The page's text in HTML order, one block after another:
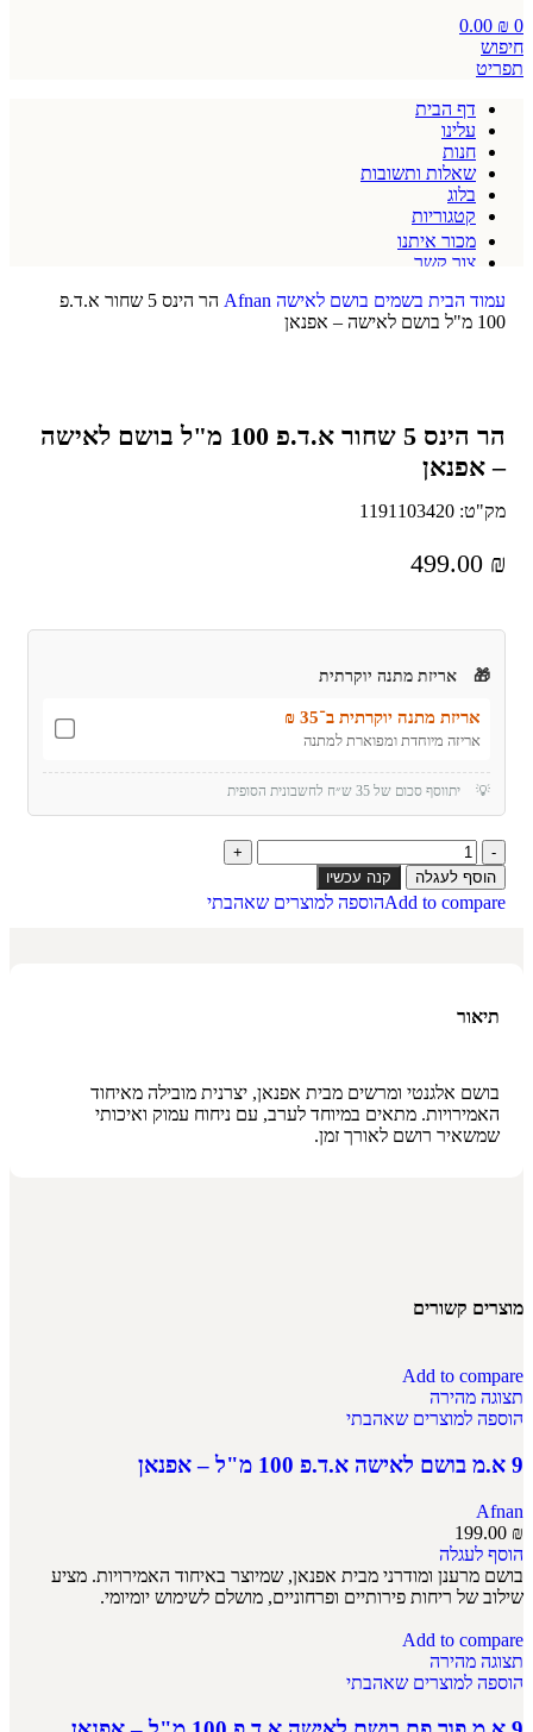
0
0.00 ₪
חיפוש
תפריט
דף הבית
עלינו
חנות
שאלות ותשובות
בלוג
קטגוריות
מכור איתנו
צור קשר
עמוד הבית בשמים בושם לאישה Afnan
הר הינס 5 שחור א.ד.פ
100 מ"ל בושם לאישה – אפנאן
הר הינס 5 שחור א.ד.פ 100 מ"ל בושם לאישה
– אפנאן
מק"ט: 1191103420
499.00 ₪
🎁 אריזת מתנה יוקרתית
אריזת מתנה יוקרתית ב־35 ₪
אריזה מיוחדת ומפוארת למתנה
💡 יתווסף סכום של 35 ש״ח לחשבונית הסופית
הוסף לעגלה קנה עכשיו
Add to compareהוספה למוצרים שאהבתי
תיאור
בושם אלגנטי ומרשים מבית אפנאן, יצרנית מובילה מאיחוד
האמירויות. מתאים במיוחד לערב, עם ניחוח עמוק ואיכותי
שמשאיר רושם לאורך זמן.
מוצרים קשורים
Add to compare
תצוגה מהירה
הוספה למוצרים שאהבתי
9 א.מ בושם לאישה א.ד.פ 100 מ"ל – אפנאן
Afnan
199.00 ₪
הוסף לעגלה
בושם מרענן ומודרני מבית אפנאן, שמיוצר באיחוד האמירויות. מציע
שילוב של ריחות פירותיים ופרחוניים, מושלם לשימוש יומיומי.
Add to compare
תצוגה מהירה
הוספה למוצרים שאהבתי